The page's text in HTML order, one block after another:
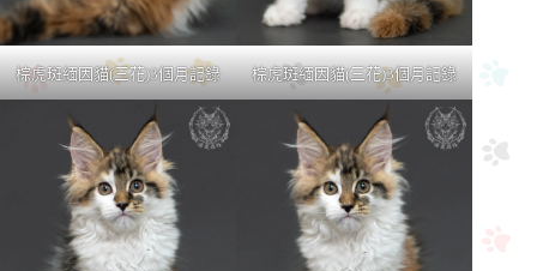
棕虎斑緬因貓(三花)3個月記錄 棕虎斑緬因貓(三花)3個月記錄